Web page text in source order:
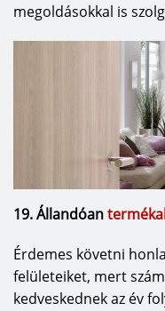
megoldásokkal is
19. Állandóan
Érdemes követni
felületeiket, mert
kedveskednek az év